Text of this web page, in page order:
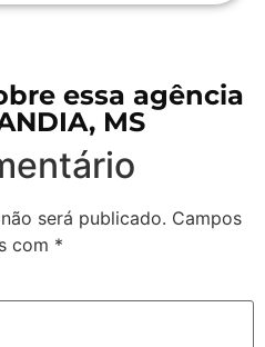
essa agência
MS
será publicado. Campos
com *